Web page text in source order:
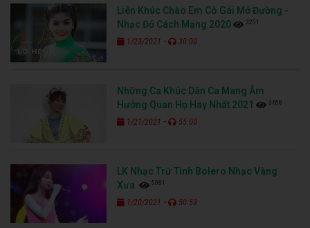
Liên Khúc Chào Em Cô Gái Mở Đường -
Nhạc Đỏ Cách Mạng 2020
3251
1/23/2021 - 30:00
Những Ca Khúc Dân Ca Mang Âm
Hưởng Quan Họ Hay Nhất 2021
3658
1/21/2021 - 55:00
LK Nhạc Trữ Tình Bolero Nhạc Vàng
Xưa
5081
1/20/2021 - 50:53